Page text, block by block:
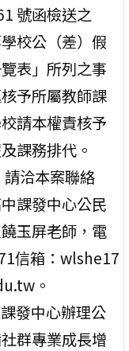
號函檢送之
校公（差）假
表」所列之事
予所屬教師課
請本權責核予
課務排代。
洽本案聯絡
課發中心公民
玉屏老師，電
信箱：wlshe17
。
發中心辦理公
群專業成長增